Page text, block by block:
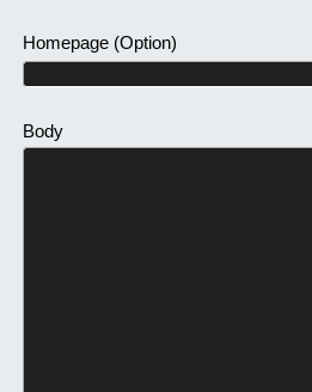
Homepage(Option)
Body